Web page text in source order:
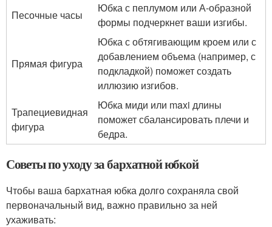
Песочные часы
Юбка с пеплумом или А-образной
формы подчеркнет ваши изгибы.
Прямая фигура
Юбка с обтягивающим кроем или с
добавлением объема (например, с
подкладкой) поможет создать
иллюзию изгибов.
Трапециевидная
фигура
Юбка миди или maxi длины
поможет сбалансировать плечи и
бедра.
Советы по уходу за бархатной юбкой
Чтобы ваша бархатная юбка долго сохраняла свой
первоначальный вид, важно правильно за ней
ухаживать: